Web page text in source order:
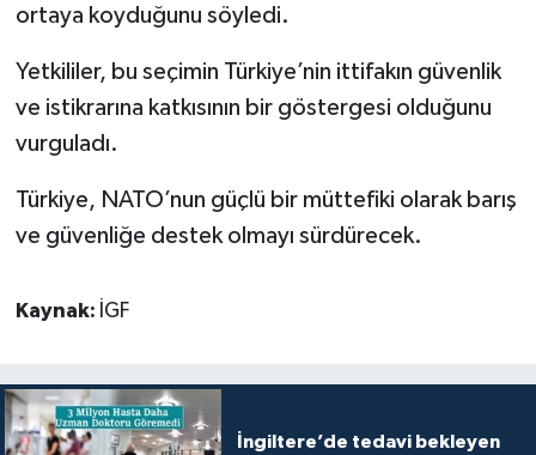
ortaya koyduğunu söyledi.
Yetkililer, bu seçimin Türkiye’nin ittifakın güvenlik
ve istikrarına katkısının bir göstergesi olduğunu
vurguladı.
Türkiye, NATO’nun güçlü bir müttefiki olarak barış
ve güvenliğe destek olmayı sürdürecek.
Kaynak: İGF
İngiltere’de tedavi bekleyen